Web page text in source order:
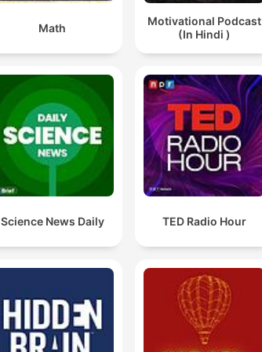
Math
Motivational Podcast
(In Hindi )
Science News Daily TED Radio Hour